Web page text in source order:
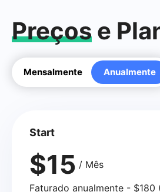
Preços e
Mensalmente Anualmente
Start
$15 / Mês
Faturado anualmente - $180